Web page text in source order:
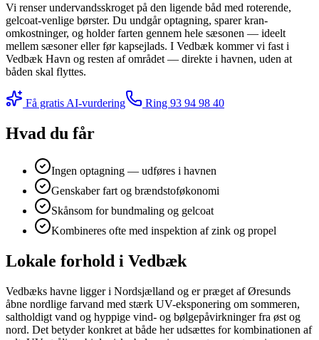
Vi renser undervandsskroget på den ligende båd med roterende,
gelcoat-venlige børster. Du undgår optagning, sparer kran-
omkostninger, og holder farten gennem hele sæsonen — ideelt
mellem sæsoner eller før kapsejlads. I Vedbæk kommer vi fast i
Vedbæk Havn og resten af området — direkte i havnen, uden at
båden skal flyttes.
Få gratis AI-vurdering Ring 93 94 98 40
Hvad du får
Ingen optagning — udføres i havnen
Genskaber fart og brændstoføkonomi
Skånsom for bundmaling og gelcoat
Kombineres ofte med inspektion af zink og propel
Lokale forhold i Vedbæk
Vedbæks havne ligger i Nordsjælland og er præget af Øresunds
åbne nordlige farvand med stærk UV-eksponering om sommeren,
saltholdigt vand og hyppige vind- og bølgepåvirkninger fra øst og
nord. Det betyder konkret at både her udsættes for kombinationen af